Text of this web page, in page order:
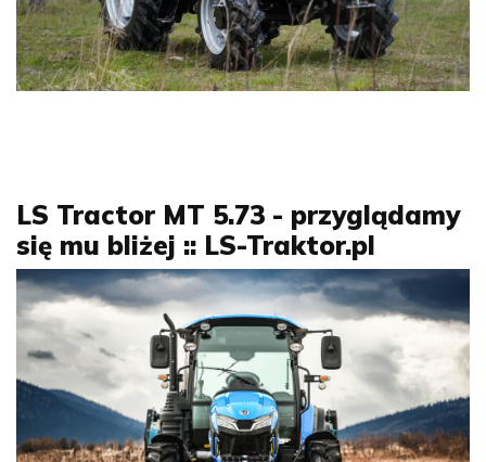
LS Tractor MT 5.73 - przyglądamy
się mu bliżej :: LS-Traktor.pl